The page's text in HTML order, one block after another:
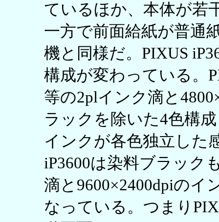
ているほか、本体が若
一方で前面給紙が普通
機と同様だ。PIXUS
構成が変わっている。
等の2plインク滴と
ラックを除いた4色構
インクが各色独立した
iP3600は染料ブラック
滴と9600×2400dpiのイ
なっている。つまり